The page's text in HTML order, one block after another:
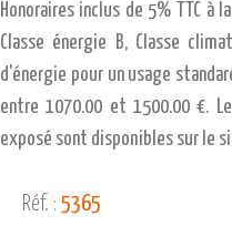
Honoraires inclus de 5% TTC à
Classe énergie B, Classe
d'énergie pour un usage
entre 1070.00 et 1500.00 €.
exposé sont disponibles sur le
Réf. : 5365